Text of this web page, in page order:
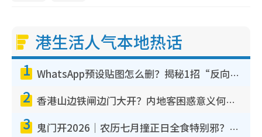
港生活人气本地热话
1 WhatsApp预设贴图怎么删？揭秘1招“反向操作”还原简洁界面 附3步实测教程
2 香港山边铁闸边门大开？内地客困惑意义何在！网友神回复：这种叫法理性防御
3 鬼门开2026｜农历七月撞正日全食特别邪？专家警告切忌做一事！揭4大禁忌+2招保平安